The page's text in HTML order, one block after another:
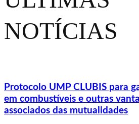
NOTÍCIAS
Protocolo UMP CLUBIS para
em combustíveis e outras
associados das mutualidades